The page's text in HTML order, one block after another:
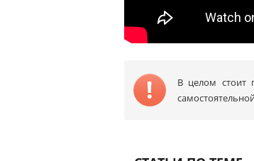
В целом стоит